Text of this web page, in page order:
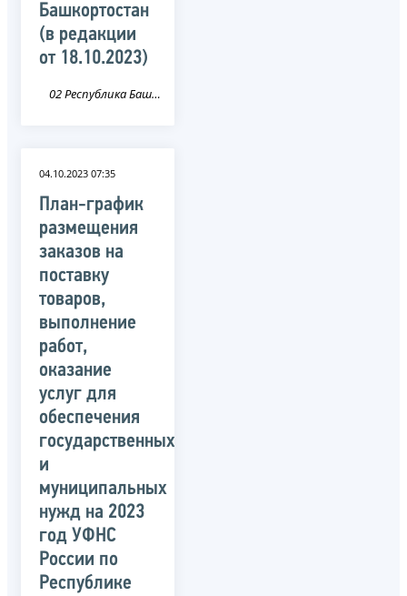
Башкортостан
(в редакции
от 18.10.2023)
02 Республика Башкортостан
04.10.2023 07:35
План-график
размещения
заказов на
поставку
товаров,
выполнение
работ,
оказание
услуг для
обеспечения
государственных
и
муниципальных
нужд на 2023
год УФНС
России по
Республике